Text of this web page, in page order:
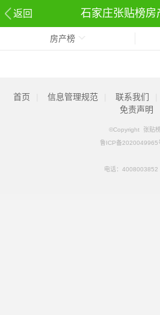
返回 石家庄张贴榜房
房产榜
首页 信息管理规范 联系我们
免责声明
©Copyright 张贴
鲁ICP备2020049965
电话： 4008003852